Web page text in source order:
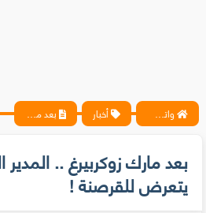
واتس آب ، فيسبوك ، أنترنت ، شروحات تقنية حصرية - المحترف أخبار بعد مارك زوكربيرغ .. المدير التنفيذي لجوجل يتعرض للقرصنة !
بعد مارك زوكربيرغ ..
يتعرض للقرصنة !